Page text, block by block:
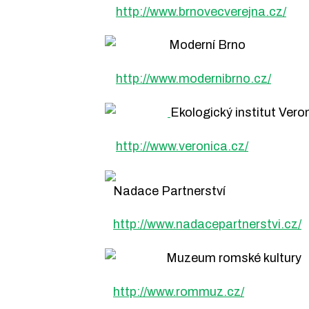
http://www.brnovecverejna.cz/
Moderní Brno
http://www.modernibrno.cz/
Ekologický institut
http://www.veronica.cz/
Nadace Partnerství
http://www.nadacepartnerstvi.cz/
Muzeum romské kultury
http://www.rommuz.cz/